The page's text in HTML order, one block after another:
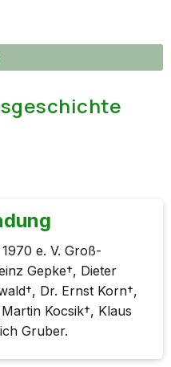
e. V. Groß-
Gepke†, Dieter
Dr. Ernst Korn†,
Kocsik†, Klaus
Gruber.